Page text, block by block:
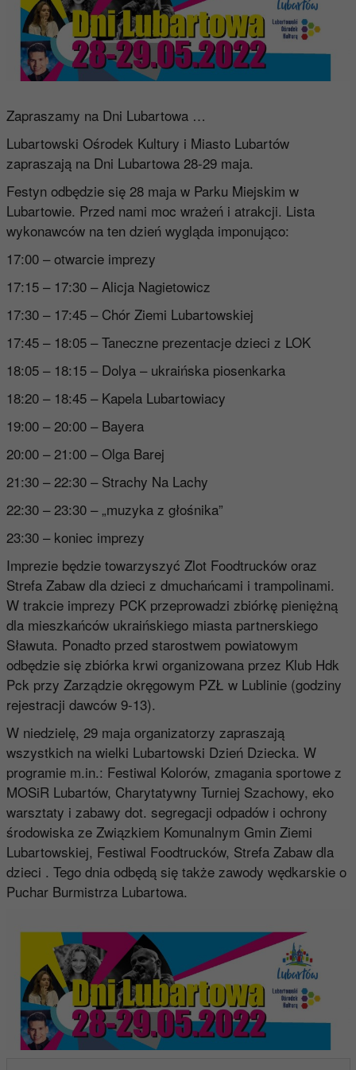
Zapraszamy na Dni Lubartowa …
Lubartowski Ośrodek Kultury i Miasto Lubartów
zapraszają na Dni Lubartowa 28-29 maja.
Festyn odbędzie się 28 maja w Parku Miejskim w
Lubartowie. Przed nami moc wrażeń i atrakcji. Lista
wykonawców na ten dzień wygląda imponująco:
17:00 – otwarcie imprezy
17:15 – 17:30 – Alicja Nagietowicz
17:30 – 17:45 – Chór Ziemi Lubartowskiej
17:45 – 18:05 – Taneczne prezentacje dzieci z LOK
18:05 – 18:15 – Dolya – ukraińska piosenkarka
18:20 – 18:45 – Kapela Lubartowiacy
19:00 – 20:00 – Bayera
20:00 – 21:00 – Olga Barej
21:30 – 22:30 – Strachy Na Lachy
22:30 – 23:30 – „muzyka z głośnika”
23:30 – koniec imprezy
Imprezie będzie towarzyszyć Zlot Foodtrucków oraz
Strefa Zabaw dla dzieci z dmuchańcami i trampolinami.
W trakcie imprezy PCK przeprowadzi zbiórkę pieniężną
dla mieszkańców ukraińskiego miasta partnerskiego
Sławuta. Ponadto przed starostwem powiatowym
odbędzie się zbiórka krwi organizowana przez Klub Hdk
Pck przy Zarządzie okręgowym PZŁ w Lublinie (godziny
rejestracji dawców 9-13).
W niedzielę, 29 maja organizatorzy zapraszają
wszystkich na wielki Lubartowski Dzień Dziecka. W
programie m.in.: Festiwal Kolorów, zmagania sportowe z
MOSiR Lubartów, Charytatywny Turniej Szachowy, eko
warsztaty i zabawy dot. segregacji odpadów i ochrony
środowiska ze Związkiem Komunalnym Gmin Ziemi
Lubartowskiej, Festiwal Foodtrucków, Strefa Zabaw dla
dzieci . Tego dnia odbędą się także zawody wędkarskie o
Puchar Burmistrza Lubartowa.